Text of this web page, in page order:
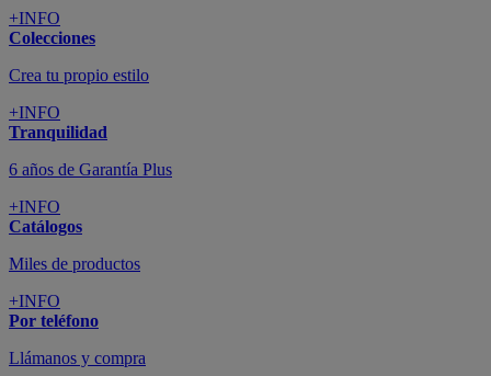
+INFO
Colecciones
Crea tu propio estilo
+INFO
Tranquilidad
6 años de Garantía Plus
+INFO
Catálogos
Miles de productos
+INFO
Por teléfono
Llámanos y compra